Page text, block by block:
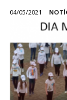
04/05/2021